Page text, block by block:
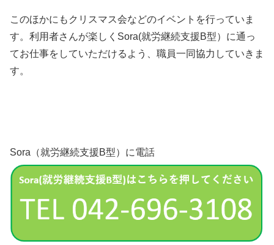
このほかにもクリスマス会などのイベントを行っていま
す。利用者さんが楽しくSora(就労継続支援B型）に通っ
てお仕事をしていただけるよう、職員一同協力していきま
す。
Sora（就労継続支援B型）に電話